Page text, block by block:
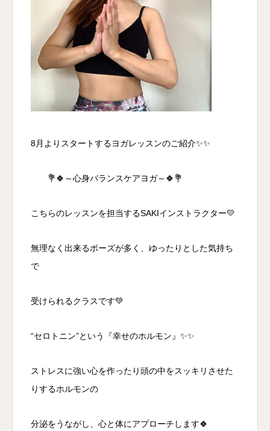
8月よりスタートするヨガレッスンのご紹介✨✨
💐🍀～心身バランスケアヨガ～🍀💐
こちらのレッスンを担当するSAKIインストラクター💛
無理なく出来るポーズが多く、ゆったりとした気持ち
で
受けられるクラスです💚
“セロトニン”という『幸せのホルモン』✨✨
ストレスに強い心を作ったり頭の中をスッキリさせた
りするホルモンの
分泌をうながし、心と体にアプローチします🍀